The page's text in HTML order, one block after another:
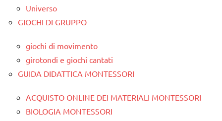
Universo
GIOCHI DI GRUPPO
giochi di movimento
girotondi e giochi cantati
GUIDA DIDATTICA MONTESSORI
ACQUISTO ONLINE DEI MATERIALI MONTESSORI
BIOLOGIA MONTESSORI